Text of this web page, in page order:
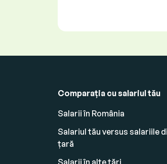
Comparația cu salariul tău
Salarii în România
Salariul tău versus salariile
țară
Salarii în alte țări